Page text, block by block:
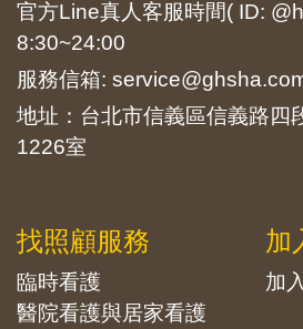
官方Line真人客服時間( ID:
8:30~24:00
服務信箱:
地址：台北市信義區信義路四
1226室
找照顧服務
臨時看護
醫院看護與居家看護
加
加